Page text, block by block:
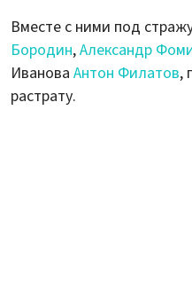
Вместе с ними под
Бородин,Александр
Иванова Антон Филатов,
растрату.